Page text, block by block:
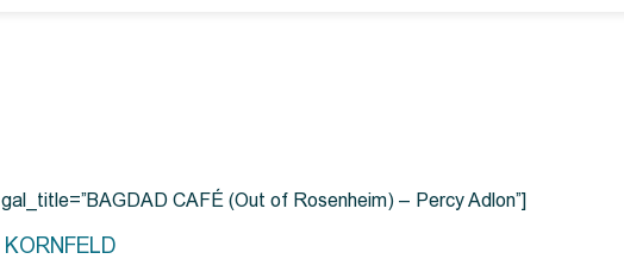
CAFÉ (Out of Rosenheim) – Percy Adlon”]